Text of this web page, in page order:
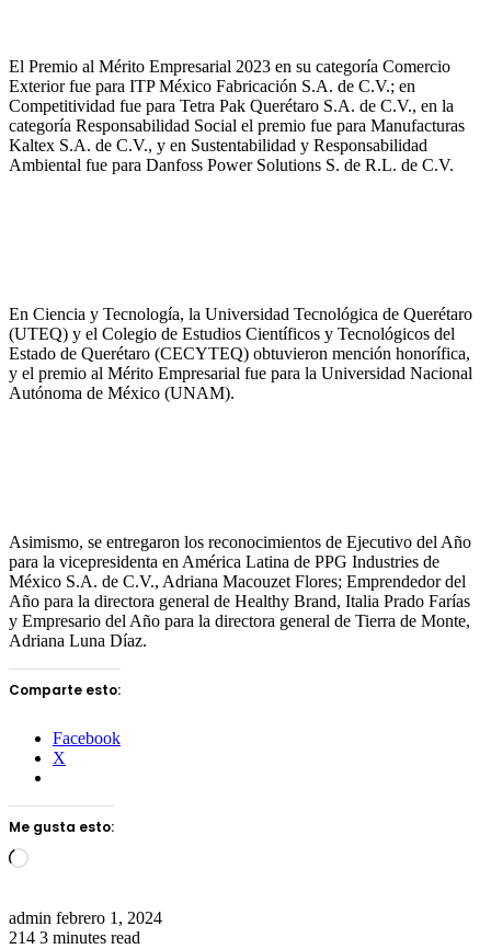
El Premio al Mérito Empresarial 2023 en su categoría Comercio
Exterior fue para ITP México Fabricación S.A. de C.V.; en
Competitividad fue para Tetra Pak Querétaro S.A. de C.V., en la
categoría Responsabilidad Social el premio fue para Manufacturas
Kaltex S.A. de C.V., y en Sustentabilidad y Responsabilidad
Ambiental fue para Danfoss Power Solutions S. de R.L. de C.V.
En Ciencia y Tecnología, la Universidad Tecnológica de Querétaro
(UTEQ) y el Colegio de Estudios Científicos y Tecnológicos del
Estado de Querétaro (CECYTEQ) obtuvieron mención honorífica,
y el premio al Mérito Empresarial fue para la Universidad Nacional
Autónoma de México (UNAM).
Asimismo, se entregaron los reconocimientos de Ejecutivo del Año
para la vicepresidenta en América Latina de PPG Industries de
México S.A. de C.V., Adriana Macouzet Flores; Emprendedor del
Año para la directora general de Healthy Brand, Italia Prado Farías
y Empresario del Año para la directora general de Tierra de Monte,
Adriana Luna Díaz.
Comparte esto:
Facebook
X
Me gusta esto:
Loading…
admin Send
an
febrero 1, 2024
214 3 minutes read